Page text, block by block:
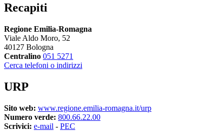
Recapiti
Regione Emilia-Romagna
Viale Aldo Moro, 52
40127 Bologna
Centralino 051 5271
Cerca telefoni o indirizzi
URP
Sito web: www.regione.emilia-romagna.it/urp
Numero verde: 800.66.22.00
Scrivici: e-mail - PEC